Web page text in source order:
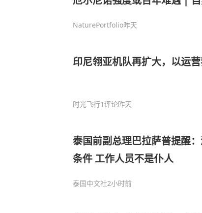
NaturePortfolio昨天
印尼翎亚机队再扩大，以运
时光飞行1评论昨天
泰国前副总理巴拉萨普提醒
条件 工作人员不是仆人
泰国中文社2小时前